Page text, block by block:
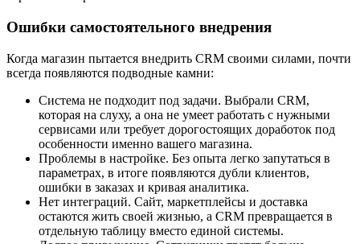
Ошибки самостоятельного внедрения
Когда магазин пытается внедрить CRM своими силами, почти
всегда появляются подводные камни:
Система не подходит под задачи. Выбрали CRM,
которая на слуху, а она не умеет работать с нужными
сервисами или требует дорогостоящих доработок под
особенности именно вашего магазина.
Проблемы в настройке. Без опыта легко запутаться в
параметрах, в итоге появляются дубли клиентов,
ошибки в заказах и кривая аналитика.
Нет интеграций. Сайт, маркетплейсы и доставка
остаются жить своей жизнью, а CRM превращается в
отдельную таблицу вместо единой системы.